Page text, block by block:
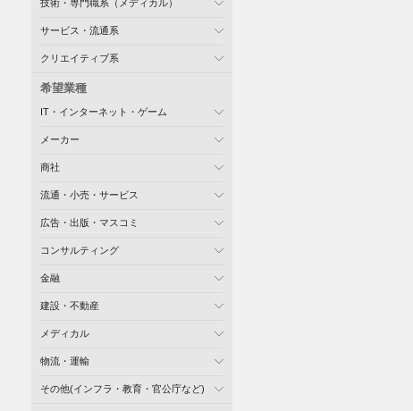
技術・専門職系（メディカル）
サービス・流通系
クリエイティブ系
希望業種
IT・インターネット・ゲーム
メーカー
商社
流通・小売・サービス
広告・出版・マスコミ
コンサルティング
金融
建設・不動産
メディカル
物流・運輸
その他(インフラ・教育・官公庁など)